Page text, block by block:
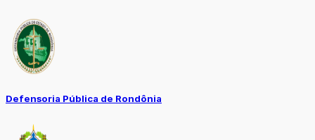
Defensoria Pública de Rondônia